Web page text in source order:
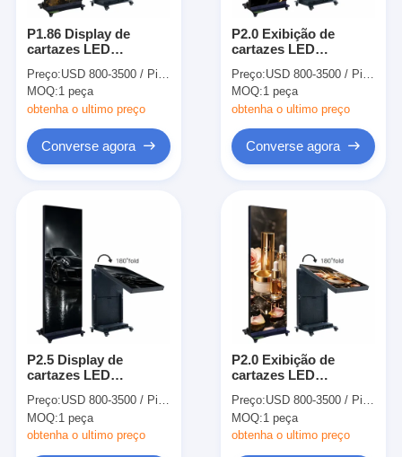
P1.86 Display de
cartazes LED
Premium 640x1920mm
Preço:USD 800-3500 / Piece
MOQ:1 peça
obtenha o ultimo preço
Converse agora
P2.0 Exibição de
cartazes LED
para exibição exterior
Preço:USD 800-3500 / Piece
MOQ:1 peça
obtenha o ultimo preço
Converse agora
P2.5 Display de
cartazes LED
alto brilho
640x1920mm
Preço:USD 800-3500 / Piece
MOQ:1 peça
obtenha o ultimo preço
P2.0 Exibição de
cartazes LED
para interiores
Preço:USD 800-3500 / Piece
MOQ:1 peça
obtenha o ultimo preço